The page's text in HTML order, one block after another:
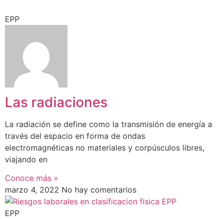
EPP
Las radiaciones
La radiación se define como la transmisión de energía a
través del espacio en forma de ondas
electromagnéticas no materiales y corpúsculos libres,
viajando en
Conoce más »
marzo 4, 2022 No hay comentarios
EPP